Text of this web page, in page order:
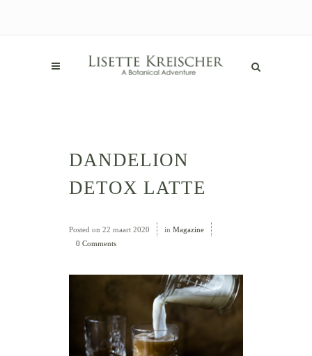
DANDELION
DETOX LATTE
Posted on 22 maart 2020 in Magazine
0 Comments